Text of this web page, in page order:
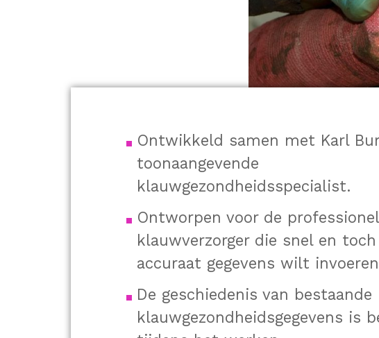
Ontwikkeld samen met Karl
toonaangevende
klauwgezondheidsspecialist.
Ontworpen voor de
klauwverzorger die snel en
accuraat gegevens wilt
De geschiedenis van bestaande
klauwgezondheidsgegevens is